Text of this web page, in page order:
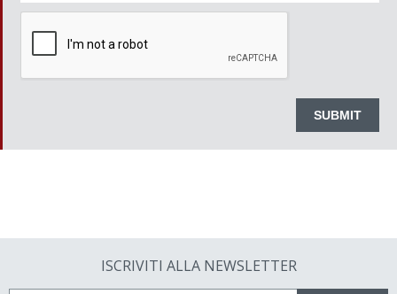
ISCRIVITI ALLA NEWSLETTER